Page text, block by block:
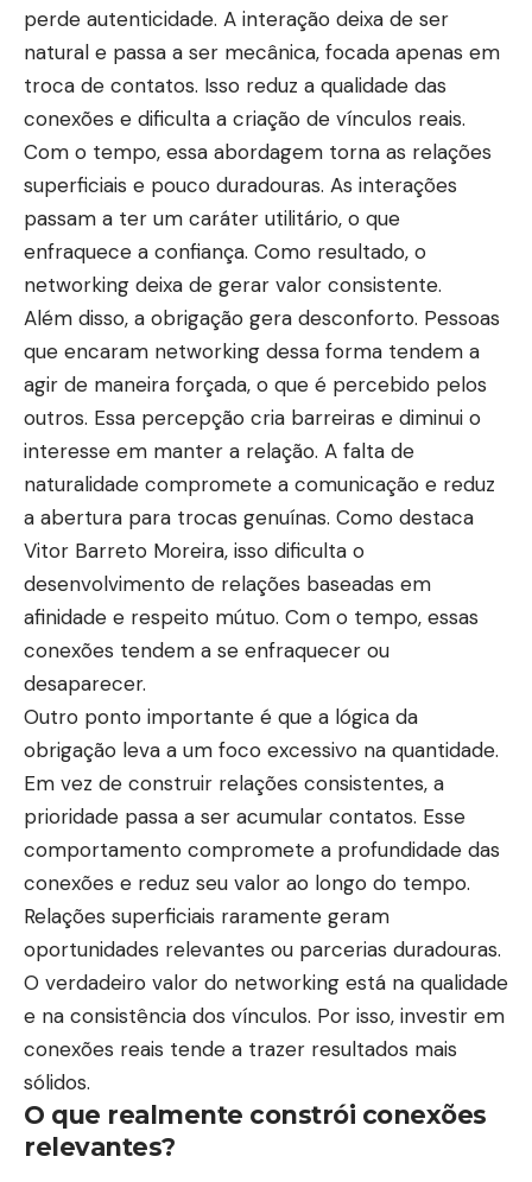
perde autenticidade. A interação deixa de ser
natural e passa a ser mecânica, focada apenas em
troca de contatos. Isso reduz a qualidade das
conexões e dificulta a criação de vínculos reais.
Com o tempo, essa abordagem torna as relações
superficiais e pouco duradouras. As interações
passam a ter um caráter utilitário, o que
enfraquece a confiança. Como resultado, o
networking deixa de gerar valor consistente.
Além disso, a obrigação gera desconforto. Pessoas
que encaram networking dessa forma tendem a
agir de maneira forçada, o que é percebido pelos
outros. Essa percepção cria barreiras e diminui o
interesse em manter a relação. A falta de
naturalidade compromete a comunicação e reduz
a abertura para trocas genuínas. Como destaca
Vitor Barreto Moreira, isso dificulta o
desenvolvimento de relações baseadas em
afinidade e respeito mútuo. Com o tempo, essas
conexões tendem a se enfraquecer ou
desaparecer.
Outro ponto importante é que a lógica da
obrigação leva a um foco excessivo na quantidade.
Em vez de construir relações consistentes, a
prioridade passa a ser acumular contatos. Esse
comportamento compromete a profundidade das
conexões e reduz seu valor ao longo do tempo.
Relações superficiais raramente geram
oportunidades relevantes ou parcerias duradouras.
O verdadeiro valor do networking está na qualidade
e na consistência dos vínculos. Por isso, investir em
conexões reais tende a trazer resultados mais
sólidos.
O que realmente constrói conexões
relevantes?